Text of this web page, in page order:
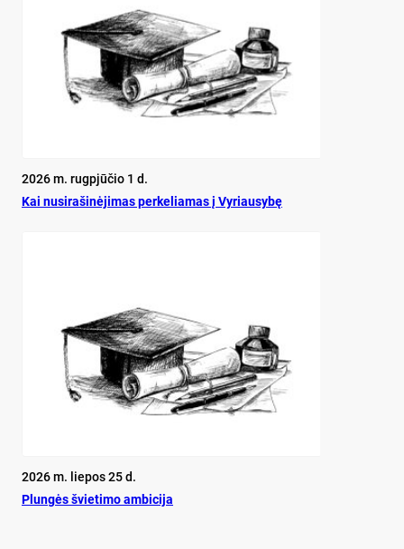
2026 m. rugpjūčio 1 d.
Kai nu­si­ra­ši­nė­ji­mas per­ke­lia­mas į Vy­riau­sy­bę
2026 m. liepos 25 d.
Plun­gės švie­ti­mo am­bi­ci­ja